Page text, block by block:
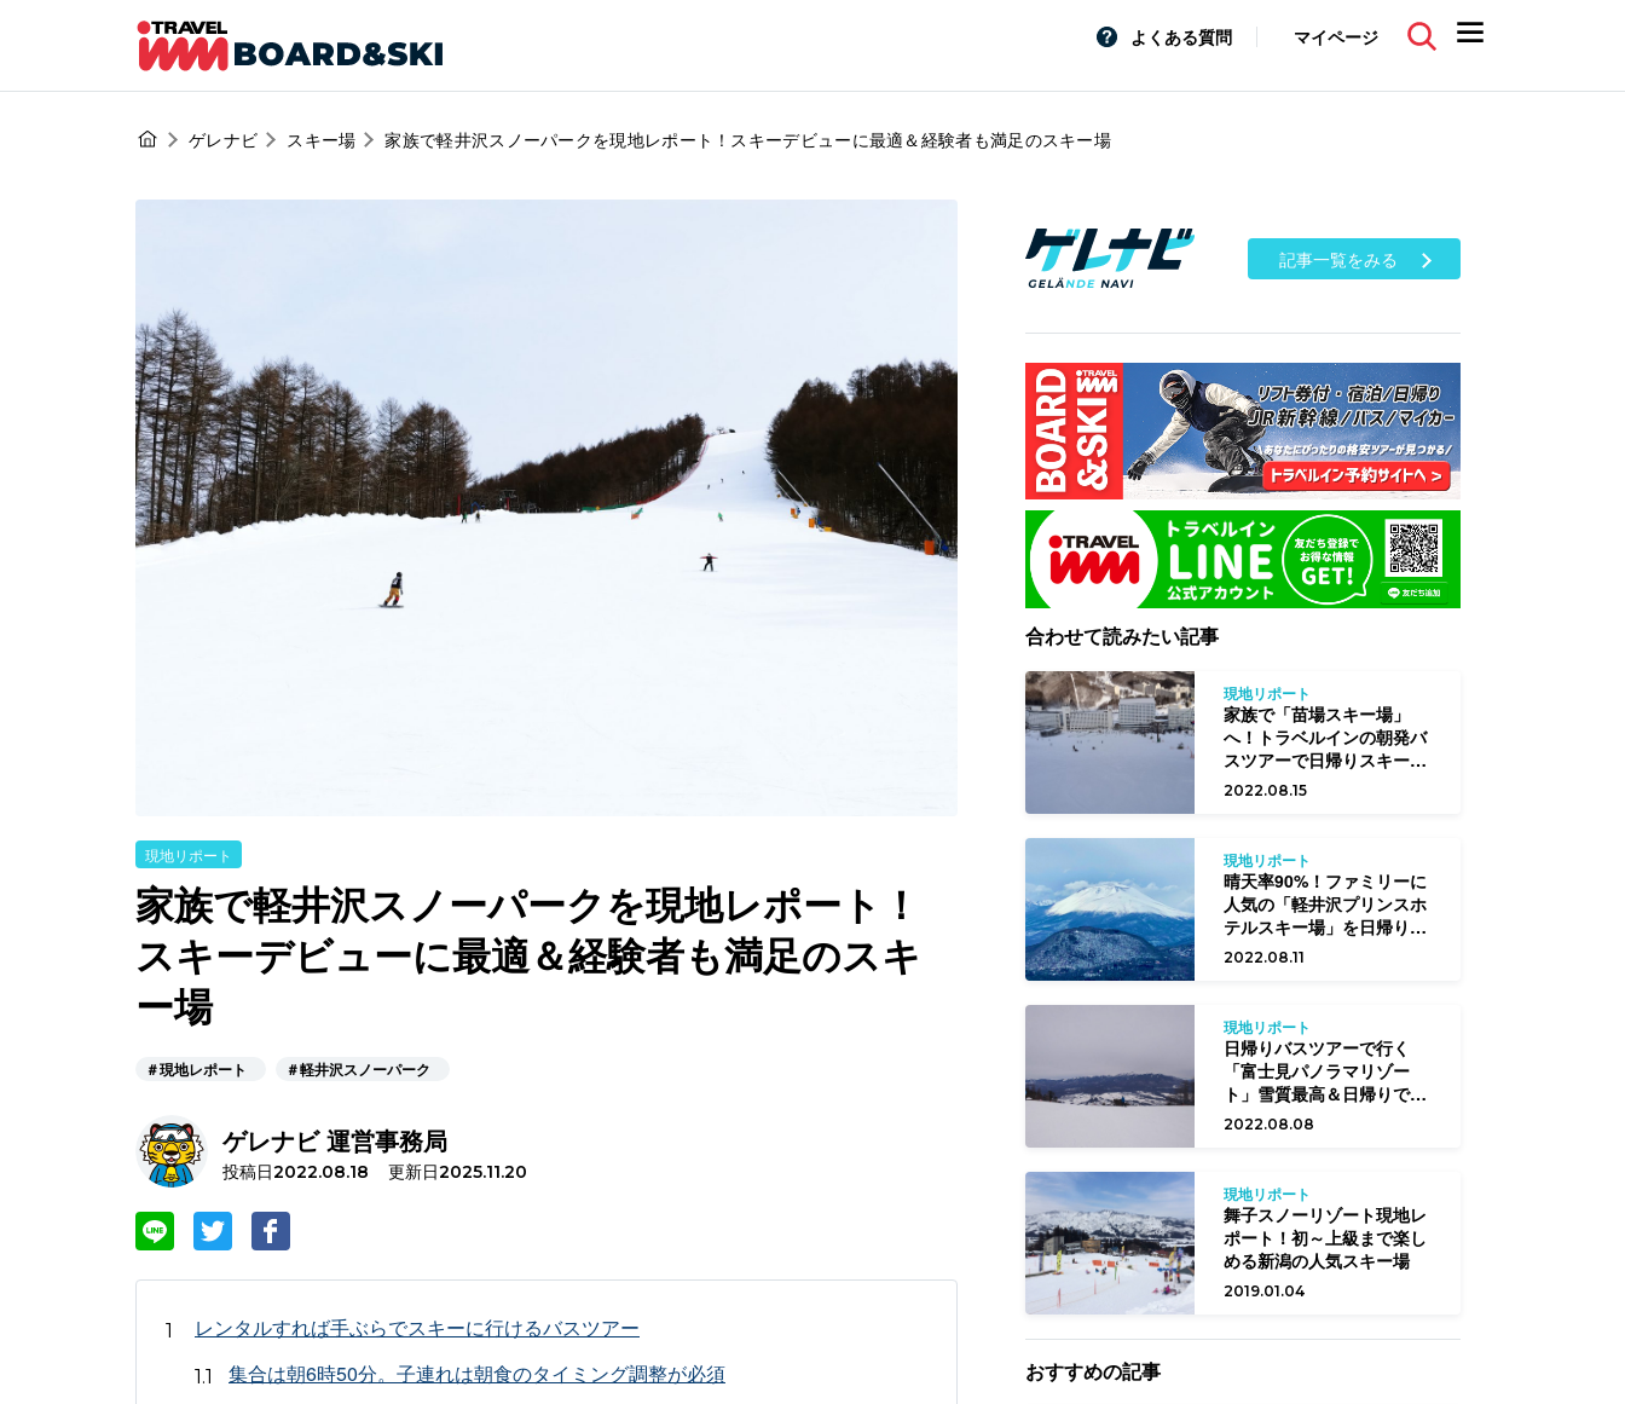
よくある質問 マイページ
ゲレナビ スキー場 家族で軽井沢スノーパークを現地レポート！スキーデビューに最適＆経験者も満足のスキー場
現地リポート
家族で軽井沢スノーパークを現地レポート！
スキーデビューに最適＆経験者も満足のスキ
ー場
＃現地レポート ＃軽井沢スノーパーク
ゲレナビ 運営事務局
投稿日2022.08.18 更新日2025.11.20
レンタルすれば手ぶらでスキーに行けるバスツアー
集合は朝6時50分。子連れは朝食のタイミング調整が必須
記事一覧をみる
合わせて読みたい記事
現地リポート
家族で「苗場スキー場」
へ！トラベルインの朝発バ
スツアーで日帰りスキーを
満喫
2022.08.15
現地リポート
晴天率90%！ファミリーに
人気の「軽井沢プリンスホ
テルスキー場」を日帰りバ
スツアーで満喫
2022.08.11
現地リポート
日帰りバスツアーで行く
「富士見パノラマリゾー
ト」雪質最高＆日帰りでも
満足なスキー場！
2022.08.08
現地リポート
舞子スノーリゾート現地レ
ポート！初～上級まで楽し
める新潟の人気スキー場
2019.01.04
おすすめの記事